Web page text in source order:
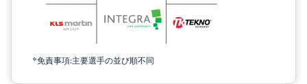
*免責事項:主要選手の並び順不同